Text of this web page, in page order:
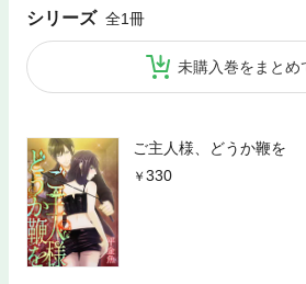
シリーズ 全1冊
未購入巻をまとめ
ご主人様、どうか鞭を
330